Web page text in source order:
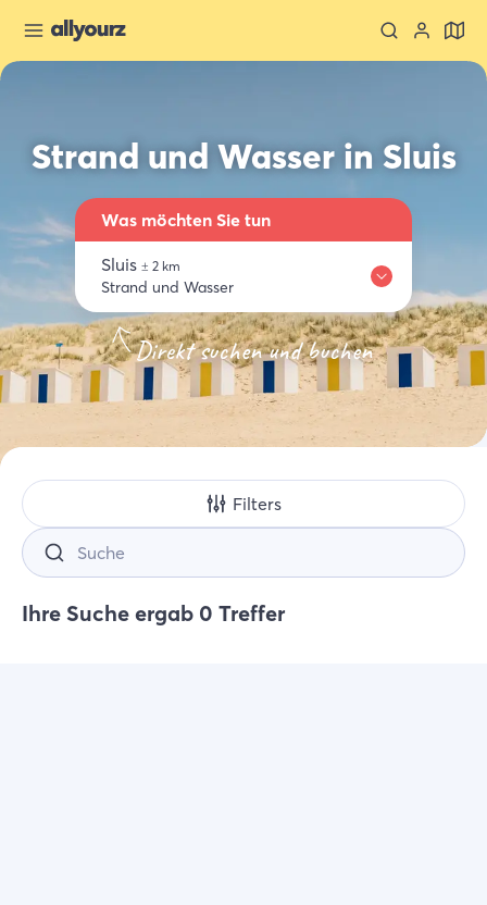
Strand und Wasser in Sluis
Was möchten Sie tun
Sluis ± 2 km
Strand und Wasser
Übernachten
Essen trinken
Aktivitäten
Einkaufen
Wo
Sluis
Wähle ein Thema
Strand und Wasser
Suche
Direkt suchen und buchen
Filters
Ihre Suche ergab 0 Treffer